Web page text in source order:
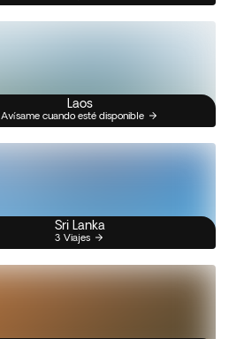
Laos
Avísame cuando esté disponible
Sri Lanka
3 Viajes